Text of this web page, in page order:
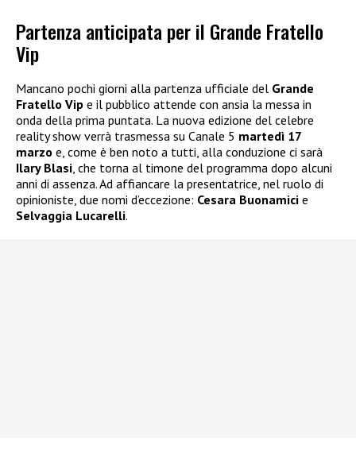
Partenza anticipata per il Grande Fratello
Vip
Mancano pochi giorni alla partenza ufficiale del Grande
Fratello Vip e il pubblico attende con ansia la messa in
onda della prima puntata. La nuova edizione del celebre
reality show verrà trasmessa su Canale 5 martedì 17
marzo e, come è ben noto a tutti, alla conduzione ci sarà
Ilary Blasi, che torna al timone del programma dopo alcuni
anni di assenza. Ad affiancare la presentatrice, nel ruolo di
opinioniste, due nomi d’eccezione: Cesara Buonamici e
Selvaggia Lucarelli.